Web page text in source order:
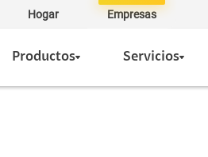
Hogar Empresas
Productos Servicios